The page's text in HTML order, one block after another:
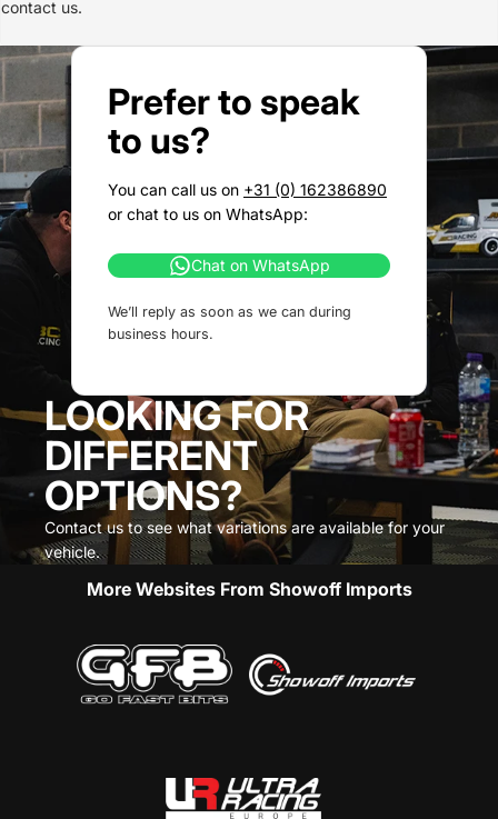
contact us.
Prefer to speak
to us?
You can call us on +31 (0) 162386890
or chat to us on WhatsApp:
Chat on WhatsApp
We’ll reply as soon as we can during
business hours.
LOOKING FOR
DIFFERENT
OPTIONS?
Contact us to see what variations are available for your
vehicle.
More Websites From Showoff Imports